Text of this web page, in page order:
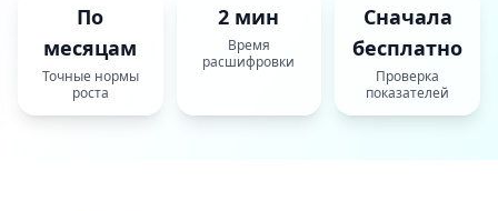
По
месяцам
Точные нормы
роста
2 мин
Время
расшифровки
Сначала
бесплатно
Проверка
показателей